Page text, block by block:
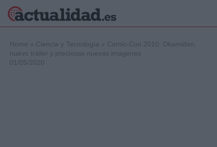
Home » Ciencia y Tecnología » Comic-Con 2010: Okamiden,
nuevo tráiler y preciosas nuevas imágenes
01/05/2020